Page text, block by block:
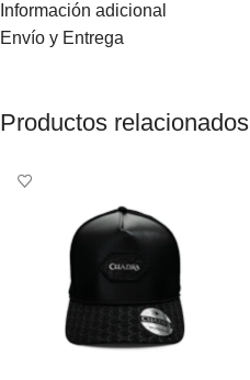
Información adicional
Envío y Entrega
Productos relacionados